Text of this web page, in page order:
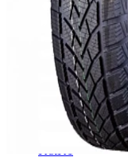
CROSS_STREET
Eurodisk1
FF34
GR 71
Grizzly3
iFree1004
iFree Original53
1
INFORGED1